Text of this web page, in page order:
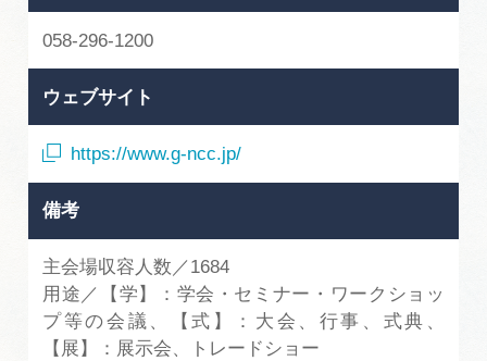
058-296-1200
ウェブサイト
https://www.g-ncc.jp/
備考
主会場収容人数／1684
用途／【学】：学会・セミナー・ワークショッ
プ等の会議、【式】：大会、行事、式典、
【展】：展示会、トレードショー